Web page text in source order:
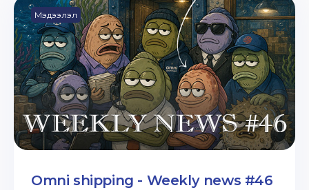
Мэдээлэл
Omni shipping - Weekly news #46